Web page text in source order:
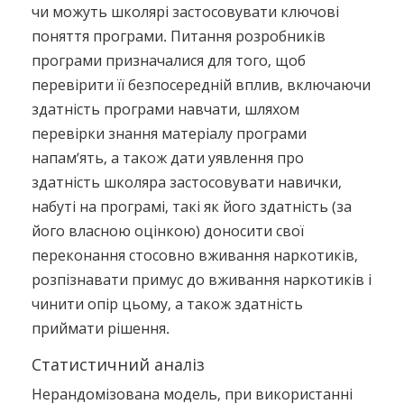
чи можуть школярі застосовувати ключові
поняття програми. Питання розробників
програми призначалися для того, щоб
перевірити її безпосередній вплив, включаючи
здатність програми навчати, шляхом
перевірки знання матеріалу програми
напам’ять, а також дати уявлення про
здатність школяра застосовувати навички,
набуті на програмі, такі як його здатність (за
його власною оцінкою) доносити свої
переконання стосовно вживання наркотиків,
розпізнавати примус до вживання наркотиків і
чинити опір цьому, а також здатність
приймати рішення.
Статистичний аналіз
Нерандомізована модель, при використанні